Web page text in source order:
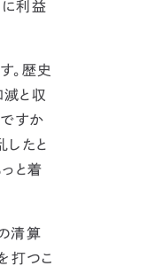
利益
。歴史
減と収
すか
したと
と着
清算
打つこ